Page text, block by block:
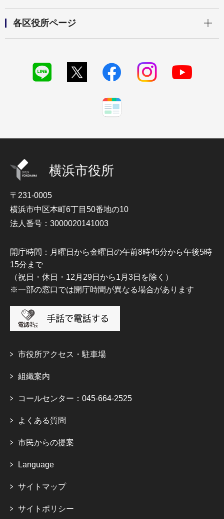
各区役所ページ
横浜市役所
〒231-0005
横浜市中区本町6丁目50番地の10
法人番号：3000020141003
開庁時間：月曜日から金曜日の午前8時45分から午後5時
15分まで
（祝日・休日・12月29日から1月3日を除く）
※一部の窓口では開庁時間が異なる場合があります
市役所アクセス・駐車場
組織案内
コールセンター：045-664-2525
よくある質問
市民からの提案
Language
サイトマップ
サイトポリシー